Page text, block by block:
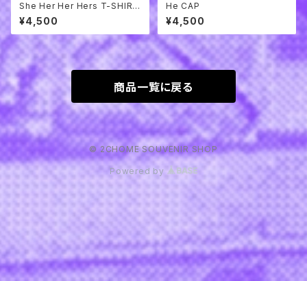
She Her Her Hers T-SHIRT
S
¥4,500
He CAP
¥4,500
商品一覧に戻る
© 2CHOME SOUVENIR SHOP
Powered by